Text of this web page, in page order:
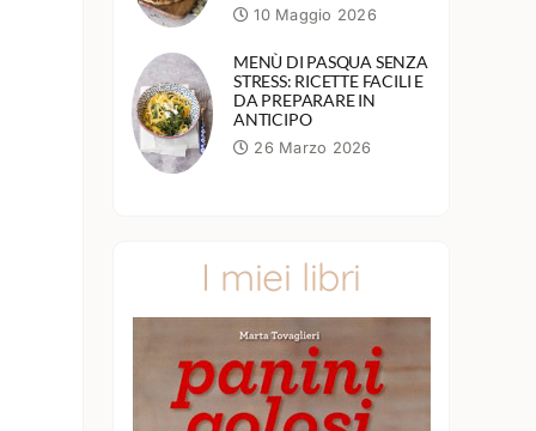
10 Maggio 2026
MENÙ DI PASQUA SENZA
STRESS: RICETTE FACILI E
DA PREPARARE IN
ANTICIPO
26 Marzo 2026
I miei libri